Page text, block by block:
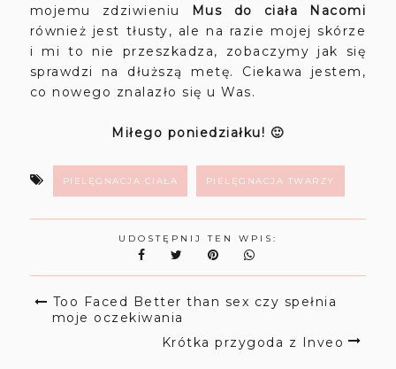
mojemu zdziwieniu
Mus do ciała Nacomi
również jest tłusty, ale na razie mojej skórze
i mi to nie przeszkadza, zobaczymy jak się
sprawdzi na dłuższą metę. Ciekawa jestem,
co nowego znalazło się u Was.
Miłego poniedziałku! 🙂
PIELĘGNACJA CIAŁA PIELĘGNACJA TWARZY
UDOSTĘPNIJ TEN WPIS:
Too Faced Better than sex czy spełnia
moje oczekiwania
Krótka przygoda z Inveo